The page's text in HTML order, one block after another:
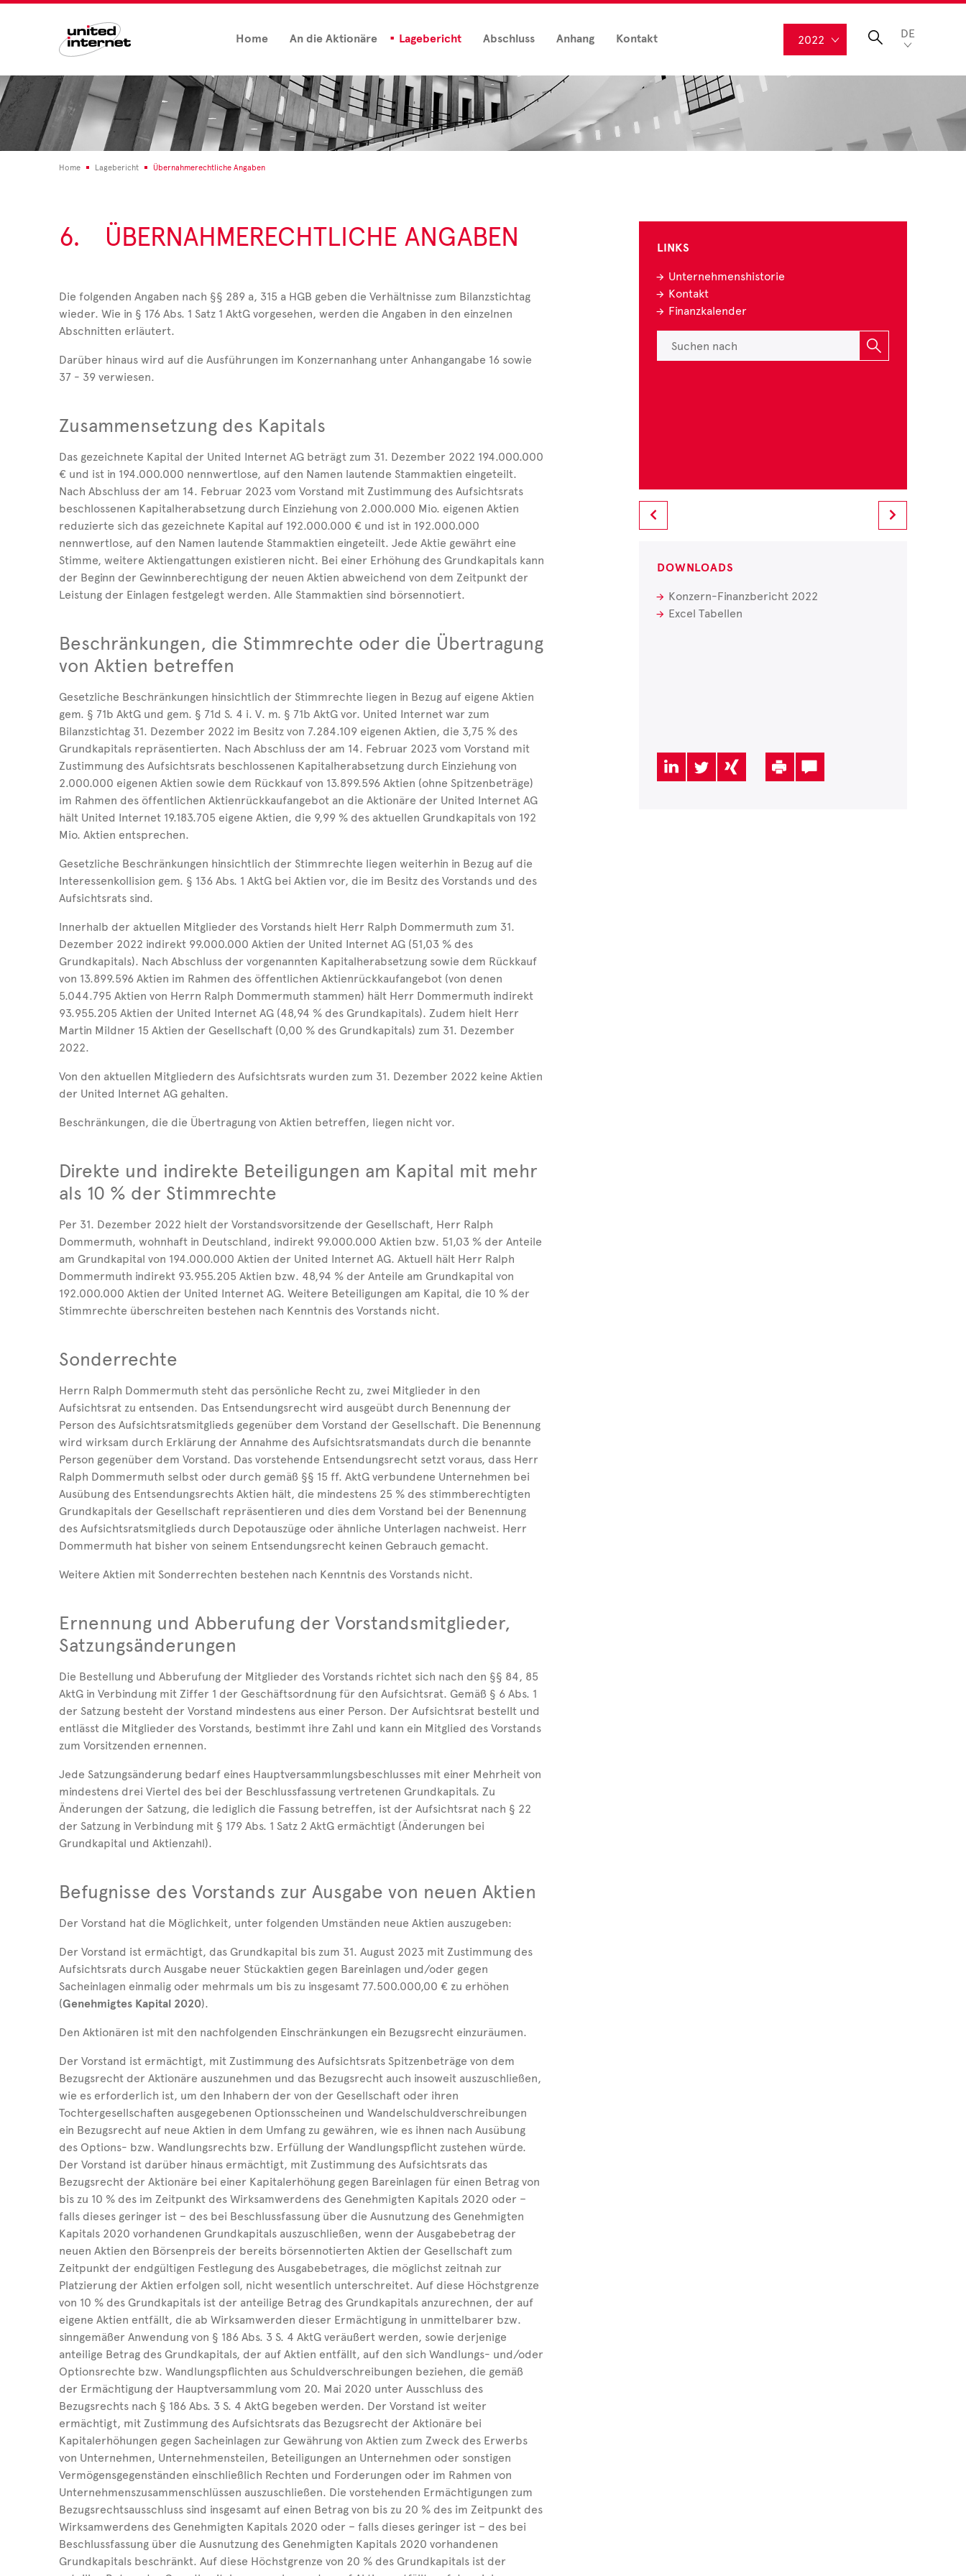
Home An die Aktionäre Lagebericht Abschluss Anhang Kontakt 2022 DE
Home Lagebericht Übernahmerechtliche Angaben
6. ÜBERNAHMERECHTLICHE ANGABEN
Die folgenden Angaben nach §§ 289 a, 315 a HGB geben die Verhältnisse zum Bilanzstichtag
wieder. Wie in § 176 Abs. 1 Satz 1 AktG vorgesehen, werden die Angaben in den einzelnen
Abschnitten erläutert.
Darüber hinaus wird auf die Ausführungen im Konzernanhang unter Anhangangabe 16 sowie
37 - 39 verwiesen.
Zusammensetzung des Kapitals
Das gezeichnete Kapital der United Internet AG beträgt zum 31. Dezember 2022 194.000.000
€ und ist in 194.000.000 nennwertlose, auf den Namen lautende Stammaktien eingeteilt.
Nach Abschluss der am 14. Februar 2023 vom Vorstand mit Zustimmung des Aufsichtsrats
beschlossenen Kapitalherabsetzung durch Einziehung von 2.000.000 Mio. eigenen Aktien
reduzierte sich das gezeichnete Kapital auf 192.000.000 € und ist in 192.000.000
nennwertlose, auf den Namen lautende Stammaktien eingeteilt. Jede Aktie gewährt eine
Stimme, weitere Aktiengattungen existieren nicht. Bei einer Erhöhung des Grundkapitals kann
der Beginn der Gewinnberechtigung der neuen Aktien abweichend von dem Zeitpunkt der
Leistung der Einlagen festgelegt werden. Alle Stammaktien sind börsennotiert.
Beschränkungen, die Stimmrechte oder die Übertragung
von Aktien betreffen
Gesetzliche Beschränkungen hinsichtlich der Stimmrechte liegen in Bezug auf eigene Aktien
gem. § 71b AktG und gem. § 71d S. 4 i. V. m. § 71b AktG vor. United Internet war zum
Bilanzstichtag 31. Dezember 2022 im Besitz von 7.284.109 eigenen Aktien, die 3,75 % des
Grundkapitals repräsentierten. Nach Abschluss der am 14. Februar 2023 vom Vorstand mit
Zustimmung des Aufsichtsrats beschlossenen Kapitalherabsetzung durch Einziehung von
2.000.000 eigenen Aktien sowie dem Rückkauf von 13.899.596 Aktien (ohne Spitzenbeträge)
im Rahmen des öffentlichen Aktienrückkaufangebot an die Aktionäre der United Internet AG
hält United Internet 19.183.705 eigene Aktien, die 9,99 % des aktuellen Grundkapitals von 192
Mio. Aktien entsprechen.
Gesetzliche Beschränkungen hinsichtlich der Stimmrechte liegen weiterhin in Bezug auf die
Interessenkollision gem. § 136 Abs. 1 AktG bei Aktien vor, die im Besitz des Vorstands und des
Aufsichtsrats sind.
Innerhalb der aktuellen Mitglieder des Vorstands hielt Herr Ralph Dommermuth zum 31.
Dezember 2022 indirekt 99.000.000 Aktien der United Internet AG (51,03 % des
Grundkapitals). Nach Abschluss der vorgenannten Kapitalherabsetzung sowie dem Rückkauf
von 13.899.596 Aktien im Rahmen des öffentlichen Aktienrückkaufangebot (von denen
5.044.795 Aktien von Herrn Ralph Dommermuth stammen) hält Herr Dommermuth indirekt
93.955.205 Aktien der United Internet AG (48,94 % des Grundkapitals). Zudem hielt Herr
Martin Mildner 15 Aktien der Gesellschaft (0,00 % des Grundkapitals) zum 31. Dezember
2022.
Von den aktuellen Mitgliedern des Aufsichtsrats wurden zum 31. Dezember 2022 keine Aktien
der United Internet AG gehalten.
Beschränkungen, die die Übertragung von Aktien betreffen, liegen nicht vor.
Direkte und indirekte Beteiligungen am Kapital mit mehr
als 10 % der Stimmrechte
Per 31. Dezember 2022 hielt der Vorstandsvorsitzende der Gesellschaft, Herr Ralph
Dommermuth, wohnhaft in Deutschland, indirekt 99.000.000 Aktien bzw. 51,03 % der Anteile
am Grundkapital von 194.000.000 Aktien der United Internet AG. Aktuell hält Herr Ralph
Dommermuth indirekt 93.955.205 Aktien bzw. 48,94 % der Anteile am Grundkapital von
192.000.000 Aktien der United Internet AG. Weitere Beteiligungen am Kapital, die 10 % der
Stimmrechte überschreiten bestehen nach Kenntnis des Vorstands nicht.
Sonderrechte
Herrn Ralph Dommermuth steht das persönliche Recht zu, zwei Mitglieder in den
Aufsichtsrat zu entsenden. Das Entsendungsrecht wird ausgeübt durch Benennung der
Person des Aufsichtsratsmitglieds gegenüber dem Vorstand der Gesellschaft. Die Benennung
wird wirksam durch Erklärung der Annahme des Aufsichtsratsmandats durch die benannte
Person gegenüber dem Vorstand. Das vorstehende Entsendungsrecht setzt voraus, dass Herr
Ralph Dommermuth selbst oder durch gemäß §§ 15 ff. AktG verbundene Unternehmen bei
Ausübung des Entsendungsrechts Aktien hält, die mindestens 25 % des stimmberechtigten
Grundkapitals der Gesellschaft repräsentieren und dies dem Vorstand bei der Benennung
des Aufsichtsratsmitglieds durch Depotauszüge oder ähnliche Unterlagen nachweist. Herr
Dommermuth hat bisher von seinem Entsendungsrecht keinen Gebrauch gemacht.
Weitere Aktien mit Sonderrechten bestehen nach Kenntnis des Vorstands nicht.
Ernennung und Abberufung der Vorstandsmitglieder,
Satzungsänderungen
Die Bestellung und Abberufung der Mitglieder des Vorstands richtet sich nach den §§ 84, 85
AktG in Verbindung mit Ziffer 1 der Geschäftsordnung für den Aufsichtsrat. Gemäß § 6 Abs. 1
der Satzung besteht der Vorstand mindestens aus einer Person. Der Aufsichtsrat bestellt und
entlässt die Mitglieder des Vorstands, bestimmt ihre Zahl und kann ein Mitglied des Vorstands
zum Vorsitzenden ernennen.
Jede Satzungsänderung bedarf eines Hauptversammlungsbeschlusses mit einer Mehrheit von
mindestens drei Viertel des bei der Beschlussfassung vertretenen Grundkapitals. Zu
Änderungen der Satzung, die lediglich die Fassung betreffen, ist der Aufsichtsrat nach § 22
der Satzung in Verbindung mit § 179 Abs. 1 Satz 2 AktG ermächtigt (Änderungen bei
Grundkapital und Aktienzahl).
Befugnisse des Vorstands zur Ausgabe von neuen Aktien
Der Vorstand hat die Möglichkeit, unter folgenden Umständen neue Aktien auszugeben:
Der Vorstand ist ermächtigt, das Grundkapital bis zum 31. August 2023 mit Zustimmung des
Aufsichtsrats durch Ausgabe neuer Stückaktien gegen Bareinlagen und/oder gegen
Sacheinlagen einmalig oder mehrmals um bis zu insgesamt 77.500.000,00 € zu erhöhen
(Genehmigtes Kapital 2020).
Den Aktionären ist mit den nachfolgenden Einschränkungen ein Bezugsrecht einzuräumen.
Der Vorstand ist ermächtigt, mit Zustimmung des Aufsichtsrats Spitzenbeträge von dem
Bezugsrecht der Aktionäre auszunehmen und das Bezugsrecht auch insoweit auszuschließen,
wie es erforderlich ist, um den Inhabern der von der Gesellschaft oder ihren
Tochtergesellschaften ausgegebenen Optionsscheinen und Wandelschuldverschreibungen
ein Bezugsrecht auf neue Aktien in dem Umfang zu gewähren, wie es ihnen nach Ausübung
des Options- bzw. Wandlungsrechts bzw. Erfüllung der Wandlungspflicht zustehen würde.
Der Vorstand ist darüber hinaus ermächtigt, mit Zustimmung des Aufsichtsrats das
Bezugsrecht der Aktionäre bei einer Kapitalerhöhung gegen Bareinlagen für einen Betrag von
bis zu 10 % des im Zeitpunkt des Wirksamwerdens des Genehmigten Kapitals 2020 oder –
falls dieses geringer ist – des bei Beschlussfassung über die Ausnutzung des Genehmigten
Kapitals 2020 vorhandenen Grundkapitals auszuschließen, wenn der Ausgabebetrag der
neuen Aktien den Börsenpreis der bereits börsennotierten Aktien der Gesellschaft zum
Zeitpunkt der endgültigen Festlegung des Ausgabebetrages, die möglichst zeitnah zur
Platzierung der Aktien erfolgen soll, nicht wesentlich unterschreitet. Auf diese Höchstgrenze
von 10 % des Grundkapitals ist der anteilige Betrag des Grundkapitals anzurechnen, der auf
eigene Aktien entfällt, die ab Wirksamwerden dieser Ermächtigung in unmittelbarer bzw.
sinngemäßer Anwendung von § 186 Abs. 3 S. 4 AktG veräußert werden, sowie derjenige
anteilige Betrag des Grundkapitals, der auf Aktien entfällt, auf den sich Wandlungs- und/oder
Optionsrechte bzw. Wandlungspflichten aus Schuldverschreibungen beziehen, die gemäß
der Ermächtigung der Hauptversammlung vom 20. Mai 2020 unter Ausschluss des
Bezugsrechts nach § 186 Abs. 3 S. 4 AktG begeben werden. Der Vorstand ist weiter
ermächtigt, mit Zustimmung des Aufsichtsrats das Bezugsrecht der Aktionäre bei
Kapitalerhöhungen gegen Sacheinlagen zur Gewährung von Aktien zum Zweck des Erwerbs
von Unternehmen, Unternehmensteilen, Beteiligungen an Unternehmen oder sonstigen
Vermögensgegenständen einschließlich Rechten und Forderungen oder im Rahmen von
Unternehmenszusammenschlüssen auszuschließen. Die vorstehenden Ermächtigungen zum
Bezugsrechtsausschluss sind insgesamt auf einen Betrag von bis zu 20 % des im Zeitpunkt des
Wirksamwerdens des Genehmigten Kapitals 2020 oder – falls dieses geringer ist – des bei
Beschlussfassung über die Ausnutzung des Genehmigten Kapitals 2020 vorhandenen
Grundkapitals beschränkt. Auf diese Höchstgrenze von 20 % des Grundkapitals ist der
LINKS
Unternehmenshistorie
Kontakt
Finanzkalender
DOWNLOADS
Konzern-Finanzbericht 2022
Excel Tabellen